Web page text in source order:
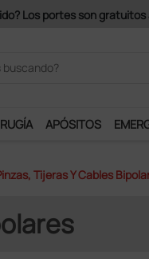
Únete al
APÓSITOS
Tijeras Y Cables